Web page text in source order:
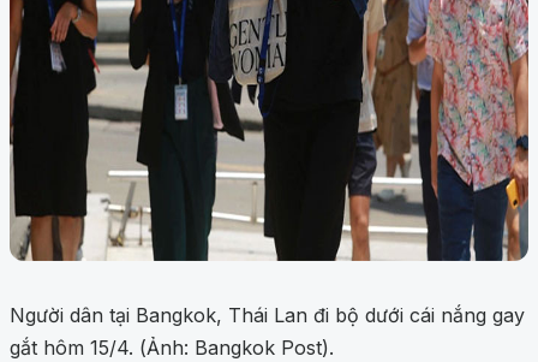
Người dân tại Bangkok, Thái Lan đi bộ dưới cái nắng gay
gắt hôm 15/4. (Ảnh: Bangkok Post).